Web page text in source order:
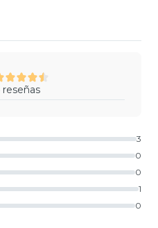
reseñas
3
0
0
1
0